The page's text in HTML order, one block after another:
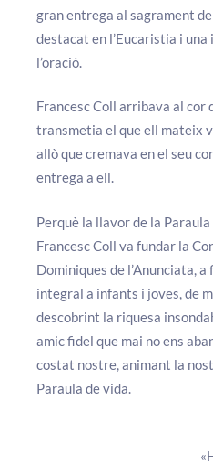
gran entrega al sagrament
destacat en l’Eucaristia i
l’oració.
Francesc Coll arribava al cor
transmetia el que ell mateix
allò que cremava en el seu
entrega a ell.
Perquè la llavor de la
Francesc Coll va fundar la
Dominiques de l’Anunciata,
integral a infants i joves, de
descobrint la riquesa
amic fidel que mai no ens
costat nostre, animant la
Paraula de vida.